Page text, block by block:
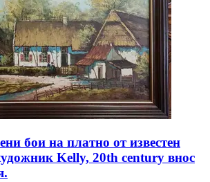
бои на платно от известен
Kelly, 20th century внос